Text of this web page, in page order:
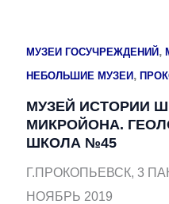
МУЗЕИ ГОСУЧРЕЖДЕНИЙ ,
НЕБОЛЬШИЕ МУЗЕИ ,
МУЗЕЙ ИСТОРИИ
МИКРОЙОНА.
ШКОЛА №45
Г.ПРОКОПЬЕВСК, 3
НОЯБРЬ 2019